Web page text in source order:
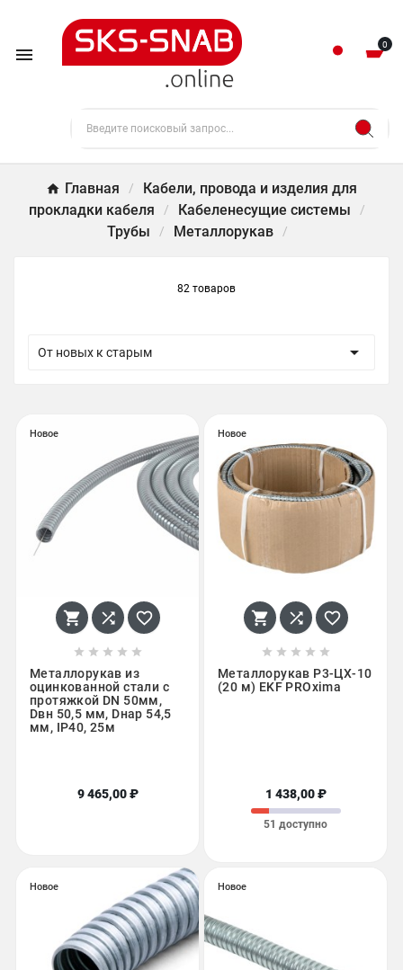
 0
Главная
Кабели, провода и изделия для
прокладки кабеля
Кабеленесущие системы
Трубы
Металлорукав
82 товаров
От новых к старым 
Новое
  
    
Металлорукав из
оцинкованной стали с
протяжкой DN 50мм,
Dвн 50,5 мм, Dнар 54,5
мм, IP40, 25м
9 465,00 ₽
Новое
  
    
Металлорукав Р3-ЦХ-10
(20 м) EKF PROxima
1 438,00 ₽
51 доступно
Новое Новое